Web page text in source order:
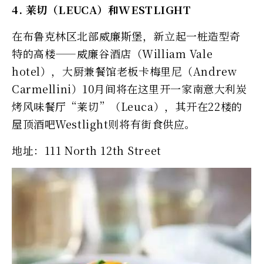
4. 莱切（LEUCA）和WESTLIGHT
在布鲁克林区北部威廉斯堡，新立起一桩造型奇
特的高楼——威廉谷酒店（William Vale
hotel），大厨兼餐馆老板卡梅里尼（Andrew
Carmellini）10月间将在这里开一家南意大利炭
烤风味餐厅“莱切”（Leuca），其开在22楼的
屋顶酒吧Westlight则将有街食供应。
地址：111 North 12th Street